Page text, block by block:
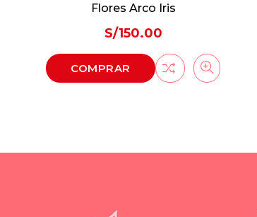
Flores Arco Iris
S/150.00
COMPRAR